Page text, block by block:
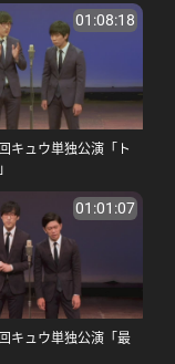
01:08:18
キュウ単独公演「ト
01:01:07
キュウ単独公演「最